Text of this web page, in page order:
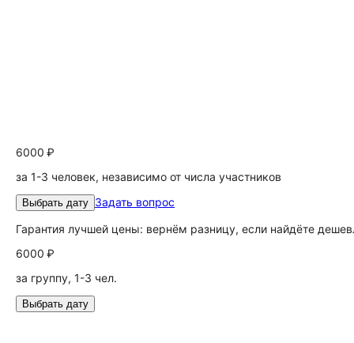
6000 ₽
за 1-3 человек, независимо от числа участников
Выбрать дату Задать вопрос
Гарантия лучшей цены: вернём разницу, если найдёте
6000 ₽
за группу, 1-3 чел.
Выбрать дату